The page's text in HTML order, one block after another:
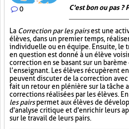
0 C'est bon ou pas ?
La Correction par les pairsest une
élèves, dans un premier temps,
individuelle ou en équipe. Ensuite, le
en question est donné à un élève
correction en se basant sur un
l’enseignant. Les élèves récupèrent
peuvent discuter de la correction avec
fait un retour en plénière sur la tâche
corrections réalisées par les élèves.
les pairspermet aux élèves de
d'analyse critique et d'enrichir leurs
sur le travail de leurs pairs.